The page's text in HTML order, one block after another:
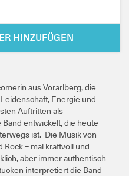
HINZUFÜGEN
aus Vorarlberg, die
Energie und
Auftritten als
entwickelt, die heute
ist. Die Musik von
– mal kraftvoll und
aber immer authentisch
interpretiert die Band